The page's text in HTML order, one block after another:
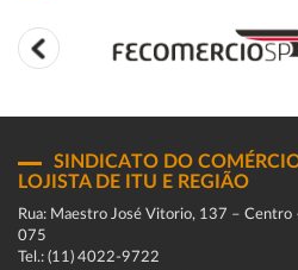
SINDICATO DO
LOJISTA DE ITU E REGIÃO
Rua: Maestro José Vitorio, 137 –
075
Tel.: (11) 4022-9722